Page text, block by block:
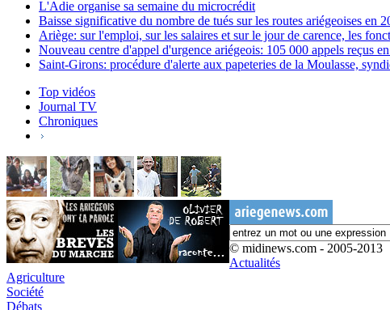
L'Adie organise sa semaine du microcrédit
Baisse significative du nombre de tués sur les routes ariégeoises en
Ariège: sur l'emploi, sur les salaires et sur le jour de carence, les
Nouveau centre d'appel d'urgence ariégeois: 105 000 appels reçus
Saint-Girons: procédure d'alerte aux papeteries de la Moulasse,
Top vidéos
Journal TV
Chroniques
© midinews.com - 2005-2013
Actualités
Agriculture
Société
Débats